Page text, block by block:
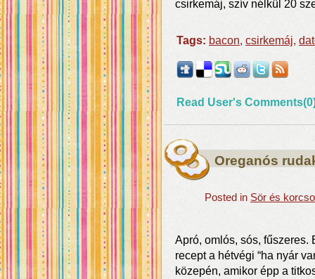
csirkemáj, szív nélkül 20
Tags: bacon, csirkemáj,
Read User's
Oreganós
Posted in Sör és
Apró, omlós, sós, fűszeres.
recept a hétvégi “ha nyár
közepén, amikor épp a